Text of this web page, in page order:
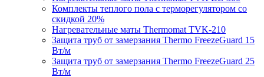
Комплекты теплого пола с терморегулятором со
скидкой 20%
Нагревательные маты Thermomat TVK-210
Защита труб от замерзания Thermo FreezeGuard 15
Вт/м
Защита труб от замерзания Thermo FreezeGuard 25
Вт/м